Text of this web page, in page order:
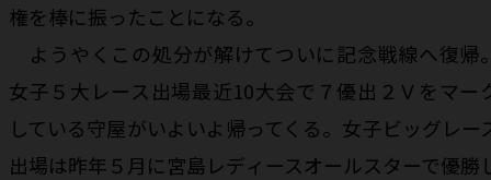
権を棒に振ったことになる。
ようやくこの処分が解けてついに記念戦線へ復帰
女子５大レース出場最近10大会で７優出２Ｖをマー
している守屋がいよいよ帰ってくる。女子ビッグレー
出場は昨年５月に宮島レディースオールスターで優勝